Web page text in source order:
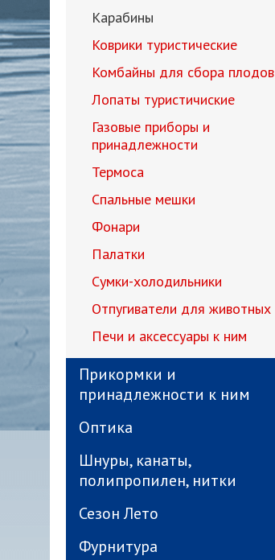
Карабины
Коврики туристические
Комбайны для сбора плодов
Лопаты туристичиские
Газовые приборы и
принадлежности
Термоса
Спальные мешки
Фонари
Палатки
Сумки-холодильники
Отпугиватели для животных
Печи и аксессуары к ним
Прикормки и
принадлежности к ним
Оптика
Шнуры, канаты,
полипропилен, нитки
Сезон Лето
Фурнитура